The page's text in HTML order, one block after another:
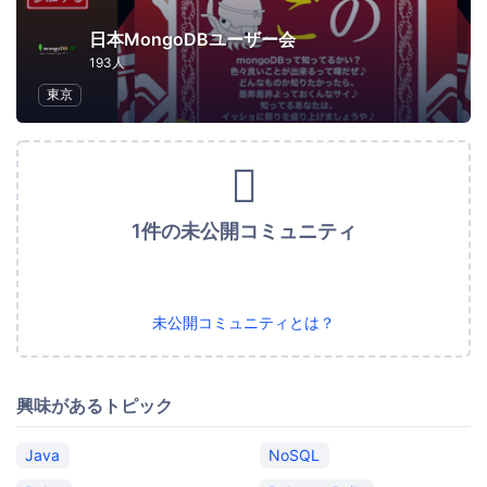
日本MongoDBユーザー会
193人
東京
1件の未公開コミュニティ
未公開コミュニティとは？
興味があるトピック
Java
NoSQL